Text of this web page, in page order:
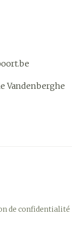
Vandenberghe
de confidentialité